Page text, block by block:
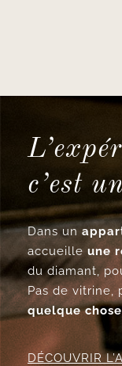
c’est
Dans un
accueille une
du diamant,
Pas de vitrine,
quelque
DÉCOUVRIR